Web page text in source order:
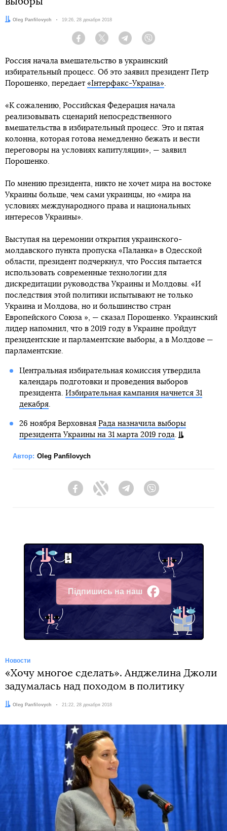
Автор:
Oleg Panfilovych Дата:
19:26, 28 декабря 2018
Facebook Twitter Telegram
Россия начала вмешательство в украинский
избирательный процесс. Об это заявил президент Петр
Порошенко, передает «Інтерфакс-Україна».
«К сожалению, Российская Федерация начала
реализовывать сценарий непосредственного
вмешательства в избирательный процесс. Это и пятая
колонна, которая готова немедленно бежать и вести
переговоры на условиях капитуляции», — заявил
Порошенко.
По мнению президента, никто не хочет мира на востоке
Украины больше, чем сами украинцы, но «мира на
условиях международного права и национальных
интересов Украины».
Выступая на церемонии открытия украинского-
молдавского пункта пропуска «Паланка» в Одесской
области, президент подчеркнул, что Россия пытается
использовать современные технологии для
дискредитации руководства Украины и Молдовы. «И
последствия этой политики испытывают не только
Украина и Молдова, но и большинство стран
Европейского Союза », — сказал Порошенко. Украинский
лидер напомнил, что в 2019 году в Украине пройдут
президентские и парламентские выборы, а в Молдове —
парламентские.
Центральная избирательная комиссия утвердила
календарь подготовки и проведения выборов
президента. Избирательная кампания начнется 31
декабря.
26 ноября Верховная Рада назначила выборы
президента Украины на 31 марта 2019 года.
Автор: Oleg Panfilovych
FacebookTwitter Telegram
Підпишись на наш
Facebook
Новости
«Хочу многое сделать». Анджелина Джоли
задумалась над походом в политику
Автор:
Oleg Panfilovych Дата:
21:22, 28 декабря 2018